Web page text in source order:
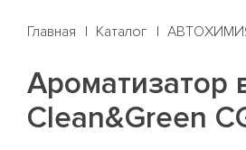
Главная Каталог
Ароматизатор
Clean&Green